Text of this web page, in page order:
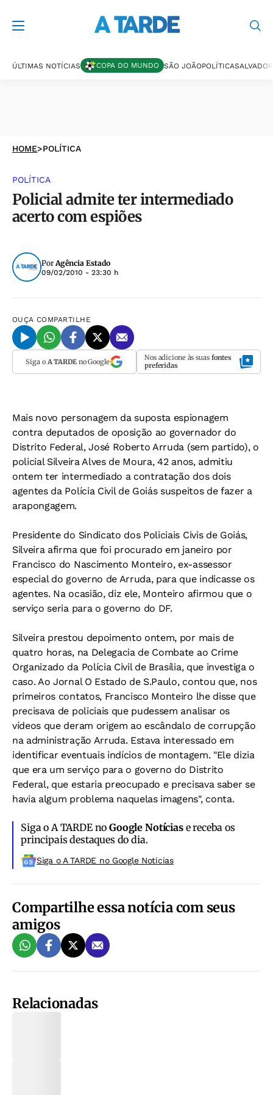
ÚLTIMAS NOTÍCIAS COPA DO MUNDO SÃO JOÃOPOLÍTICASALVADOR
HOME>POLÍTICA
POLÍTICA
Policial admite ter intermediado
acerto com espiões
PorAgência Estado
09/02/2010 - 23:30 h
OUÇA COMPARTILHE
Siga o A TARDEno Google Nos adicione às suas fontes
preferidas
Mais novo personagem da suposta espionagem
contra deputados de oposição ao governador do
Distrito Federal, José Roberto Arruda (sem partido), o
policial Silveira Alves de Moura, 42 anos, admitiu
ontem ter intermediado a contratação dos dois
agentes da Polícia Civil de Goiás suspeitos de fazer a
arapongagem.
Presidente do Sindicato dos Policiais Civis de Goiás,
Silveira afirma que foi procurado em janeiro por
Francisco do Nascimento Monteiro, ex-assessor
especial do governo de Arruda, para que indicasse os
agentes. Na ocasião, diz ele, Monteiro afirmou que o
serviço seria para o governo do DF.
Silveira prestou depoimento ontem, por mais de
quatro horas, na Delegacia de Combate ao Crime
Organizado da Polícia Civil de Brasília, que investiga o
caso. Ao Jornal O Estado de S.Paulo, contou que, nos
primeiros contatos, Francisco Monteiro lhe disse que
precisava de policiais que pudessem analisar os
vídeos que deram origem ao escândalo de corrupção
na administração Arruda. Estava interessado em
identificar eventuais indícios de montagem. "Ele dizia
que era um serviço para o governo do Distrito
Federal, que estaria preocupado e precisava saber se
havia algum problema naquelas imagens", conta.
Siga o A TARDE noGoogle Notíciase receba os
principais destaques do dia.
Siga o A TARDE no Google Noticias
Compartilhe essa notícia com seus
amigos
Relacionadas